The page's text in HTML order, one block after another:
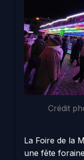
Crédit
La Foire de la
une fête